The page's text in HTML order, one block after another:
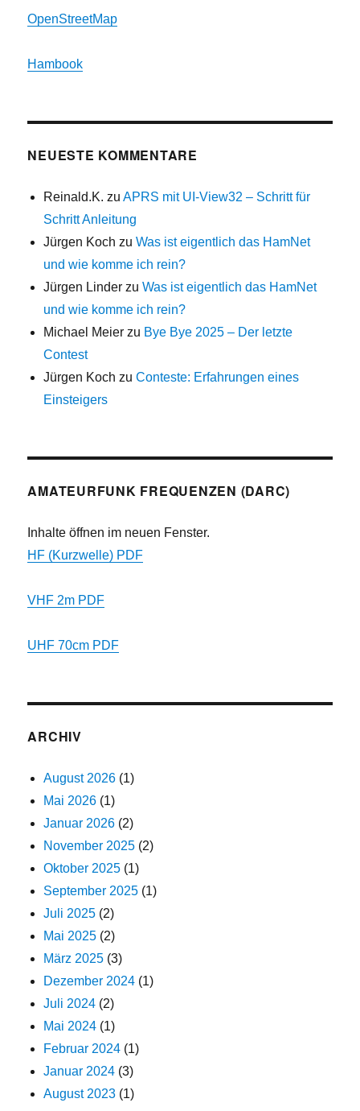
OpenStreetMap
Hambook
NEUESTE KOMMENTARE
Reinald.K. zuAPRS mit UI-View32 – Schritt für
Schritt Anleitung
Jürgen Koch zuWas ist eigentlich das HamNet
und wie komme ich rein?
Jürgen Linder zuWas ist eigentlich das HamNet
und wie komme ich rein?
Michael Meier zu Bye Bye 2025 – Der letzte
Contest
Jürgen Koch zuConteste: Erfahrungen eines
Einsteigers
AMATEURFUNK FREQUENZEN (DARC)
Inhalte öffnen im neuen Fenster.
HF (Kurzwelle) PDF
VHF 2m PDF
UHF 70cm PDF
ARCHIV
August 2026 (1)
Mai 2026 (1)
Januar 2026 (2)
November 2025 (2)
Oktober 2025 (1)
September 2025 (1)
Juli 2025 (2)
Mai 2025 (2)
März 2025 (3)
Dezember 2024 (1)
Juli 2024 (2)
Mai 2024 (1)
Februar 2024 (1)
Januar 2024 (3)
August 2023 (1)